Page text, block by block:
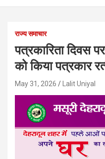
राज्य समाचार
पत्रकारिता दिवस
को किया पत्रकार
May 31, 2026 Lalit Uniyal